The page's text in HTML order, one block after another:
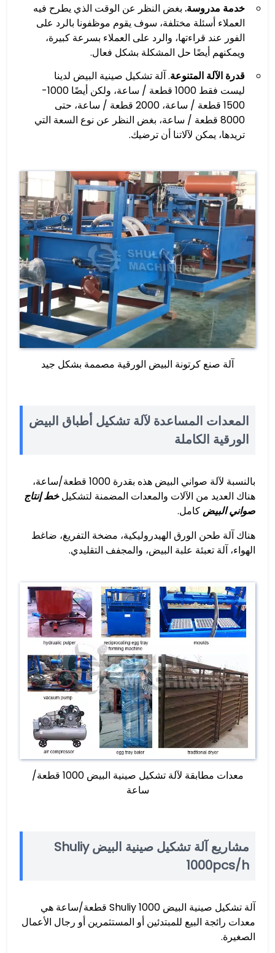
خدمة مدروسة. بغض النظر عن الوقت الذي يطرح فيه
العملاء أسئلة مختلفة، سوف يقوم موظفونا بالرد على
الفور عند قراءتها، والرد على العملاء بسرعة كبيرة،
ويمكنهم أيضًا حل المشكلة بشكل فعال.
قدرة الآلة المتنوعة. آلة تشكيل صينية البيض لدينا
ليست فقط 1000 قطعة / ساعة، ولكن أيضًا 1000-
1500 قطعة / ساعة، 2000 قطعة / ساعة، حتى
8000 قطعة / ساعة، بغض النظر عن نوع السعة التي
تريدها، يمكن لآلاتنا أن ترضيك.
آلة صنع كرتونة البيض الورقية مصممة بشكل جيد
المعدات المساعدة لآلة تشكيل أطباق البيض
الورقية الكاملة
بالنسبة لآلة صواني البيض هذه بقدرة 1000 قطعة/ساعة،
هناك العديد من الآلات والمعدات المضمنة لتشكيلخط إنتاج
صواني البيضكامل.
هناك آلة طحن الورق الهيدروليكية، مضخة التفريغ، ضاغط
الهواء، آلة تعبئة علبة البيض، والمجفف التقليدي.
معدات مطابقة لآلة تشكيل صينية البيض 1000 قطعة/
ساعة
مشاريع آلة تشكيل صينية البيض Shuliy
1000pcs/h
آلة تشكيل صينية البيض Shuliy 1000 قطعة/ساعة هي
معدات رائجة البيع للمبتدئين أو المستثمرين أو رجال الأعمال
الصغيرة.